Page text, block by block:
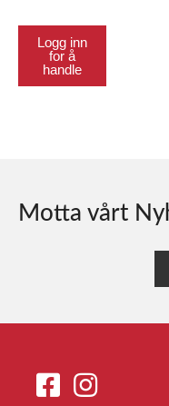
Logg inn
for å
handle
Motta vårt